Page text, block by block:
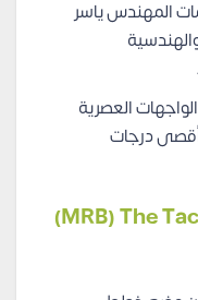
المهندس ياسر
العصرية
أقصى درجات
شركة MRB) The Tactics of Management)